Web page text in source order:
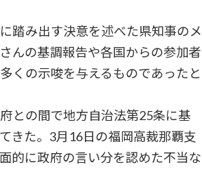
踏み出す決意を述べた県知事のメ
んの基調報告や各国からの参加者
くの示唆を与えるものであったと
との間で地方自治法第25条に基
きた。3月16日の福岡高裁那覇支
的に政府の言い分を認めた不当な